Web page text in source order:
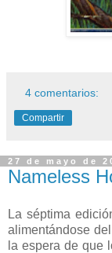
4 comentarios:
Compartir
27 de mayo de
Nameless
La séptima
alimentándose
la espera de que